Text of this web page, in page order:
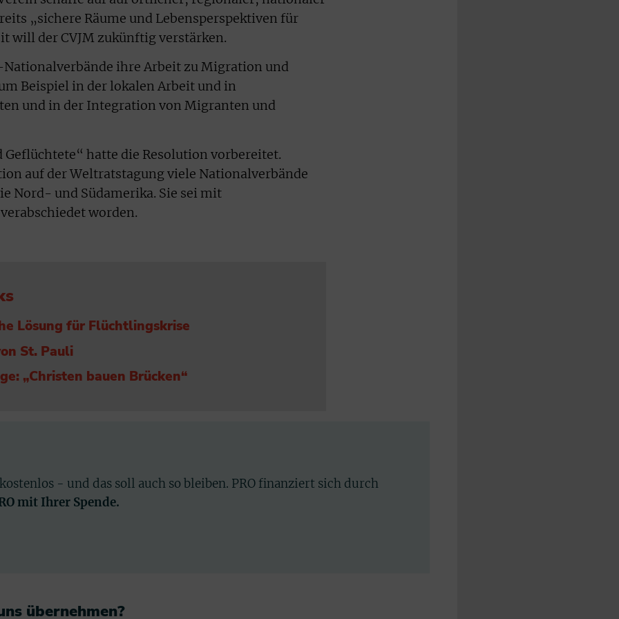
„sichere Räume und Lebensperspektiven für
will der CVJM zukünftig verstärken.
Nationalverbände ihre Arbeit zu Migration und
Beispiel in der lokalen Arbeit und in
und in der Integration von Migranten und
Geflüchtete“ hatte die Resolution vorbereitet.
auf der Weltratstagung viele Nationalverbände
Nord- und Südamerika. Sie sei mit
worden.
Lösung für Flüchtlingskrise
St. Pauli
„Christen bauen Brücken“
- und das soll auch so bleiben. PRO finanziert sich durch
mit Ihrer Spende.
übernehmen?​